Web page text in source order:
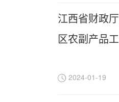
江西省财政
区农副产品
2024-01-19